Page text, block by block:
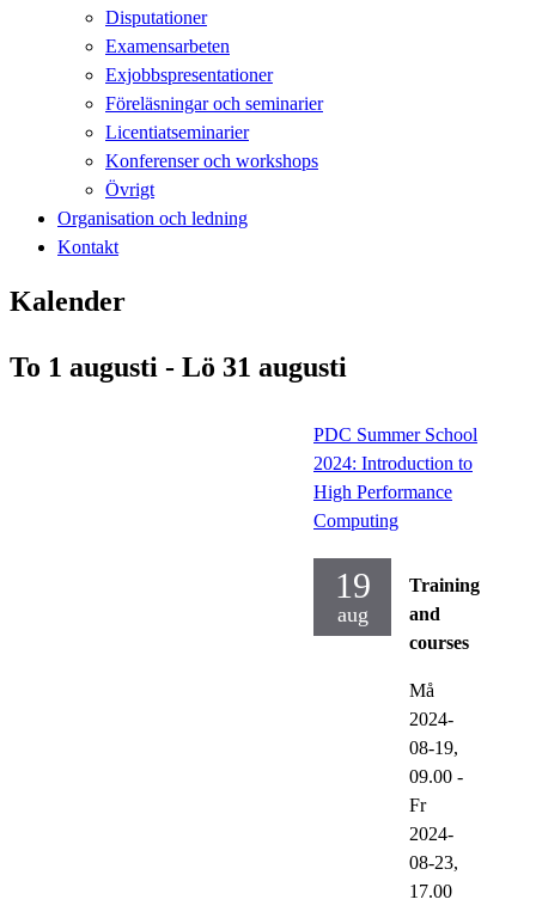
Disputationer
Examensarbeten
Exjobbspresentationer
Föreläsningar och seminarier
Licentiatseminarier
Konferenser och workshops
Övrigt
Organisation och ledning
Kontakt
Kalender
To 1 augusti - Lö 31 augusti
PDC Summer School
2024: Introduction to
High Performance
Computing
19
aug
Training
and
courses
Må
2024-
08-19,
09.00 -
Fr
2024-
08-23,
17.00